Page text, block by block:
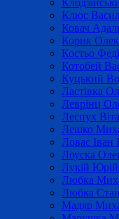
Клюс
Ковач
Корик
Костьо
Котобей
Куцький
Ластівка
Леврінц
Леспух
Лешко
Ловас Іван
Лоуска
Лукій
Любка
Любка
Мадяр